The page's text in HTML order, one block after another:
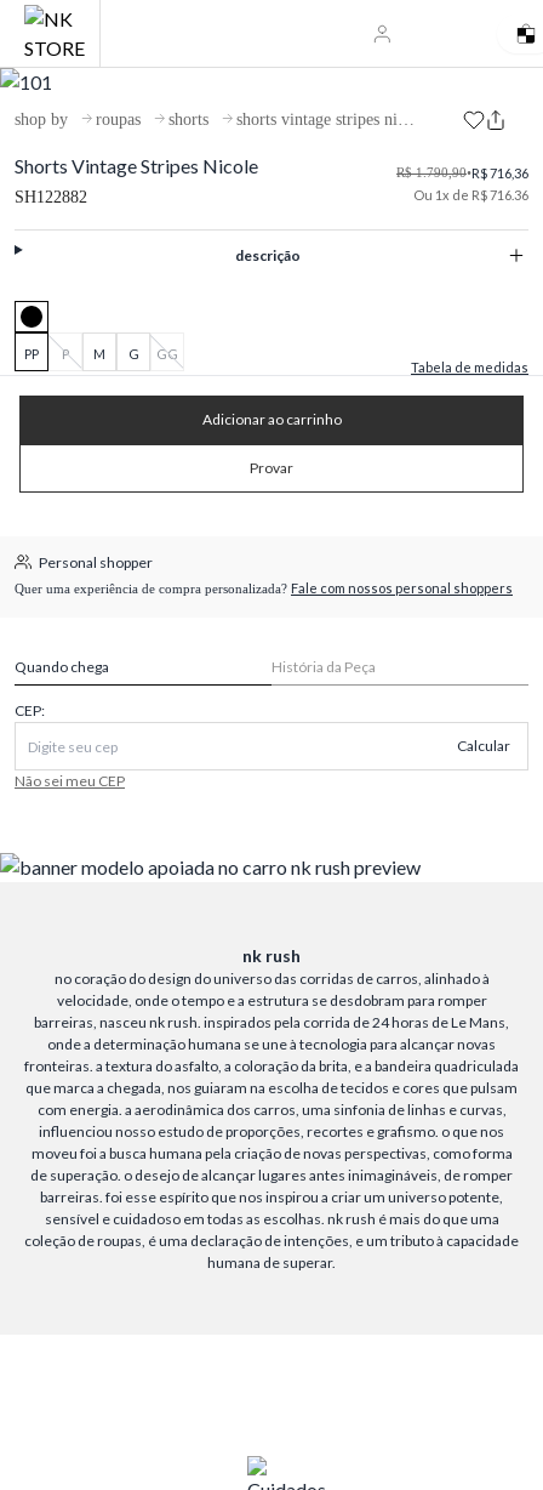
shop by roupas shorts shorts vintage stripes nicole
Shorts Vintage Stripes Nicole
SH122882
R$ 1.790,90•R$ 716,36
Ou 1x de R$ 716.36
descrição
PP P M G
GG
Tabela de medidas
Adicionar ao carrinho
Provar
Personal shopper
Quer uma experiência de compra personalizada? Fale com nossos personal shoppers
Quando chega História da Peça
CEP:
Calcular
Não sei meu CEP
nk rush
no coração do design do universo das corridas de carros, alinhado à
velocidade, onde o tempo e a estrutura se desdobram para romper
barreiras, nasceu nk rush. inspirados pela corrida de 24 horas de Le Mans,
onde a determinação humana se une à tecnologia para alcançar novas
fronteiras. a textura do asfalto, a coloração da brita, e a bandeira quadriculada
que marca a chegada, nos guiaram na escolha de tecidos e cores que pulsam
com energia. a aerodinâmica dos carros, uma sinfonia de linhas e curvas,
influenciou nosso estudo de proporções, recortes e grafismo. o que nos
moveu foi a busca humana pela criação de novas perspectivas, como forma
de superação. o desejo de alcançar lugares antes inimagináveis, de romper
barreiras. foi esse espírito que nos inspirou a criar um universo potente,
sensível e cuidadoso em todas as escolhas. nk rush é mais do que uma
coleção de roupas, é uma declaração de intenções, e um tributo à capacidade
humana de superar.